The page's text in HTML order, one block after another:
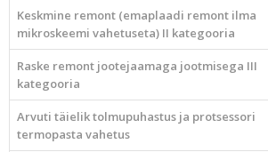
Keskmine remont (emaplaadi remont ilma
mikroskeemi vahetuseta) II kategooria
Raske remont jootejaamaga jootmisega III
kategooria
Arvuti täielik tolmupuhastus ja protsessori
termopasta vahetus